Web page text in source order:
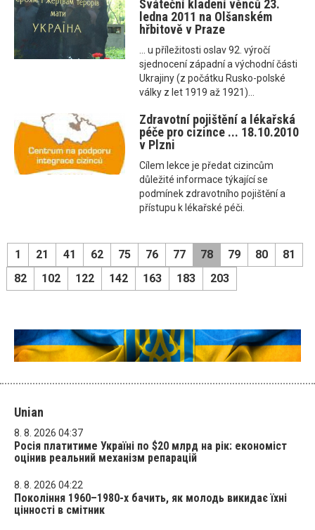
Sváteční kladení věnců 23.
ledna 2011 na Olšanském
hřbitově v Praze
... u příležitosti oslav 92. výročí
sjednocení západní a východní části
Ukrajiny (z počátku Rusko-polské
války z let 1919 až 1921)...
Zdravotní pojištění a lékařská
péče pro cizince ... 18.10.2010
v Plzni
Cílem lekce je předat cizincům
důležité informace týkající se
podmínek zdravotního pojištění a
přístupu k lékařské péči.
1 21 41 62 75 76 77 78 79 80
81
82
102 122 142 163 183 203
Unian
8. 8. 2026 04:37
Росія платитиме Україні по $20 млрд на рік: економіст
оцінив реальний механізм репарацій
8. 8. 2026 04:22
Покоління 1960–1980-х бачить, як молодь викидає їхні
цінності в смітник